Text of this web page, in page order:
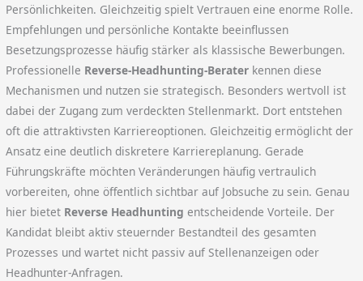
Persönlichkeiten. Gleichzeitig spielt Vertrauen eine enorme Rolle.
Empfehlungen und persönliche Kontakte beeinflussen
Besetzungsprozesse häufig stärker als klassische Bewerbungen.
Professionelle Reverse-Headhunting-Berater kennen diese
Mechanismen und nutzen sie strategisch. Besonders wertvoll ist
dabei der Zugang zum verdeckten Stellenmarkt. Dort entstehen
oft die attraktivsten Karriereoptionen. Gleichzeitig ermöglicht der
Ansatz eine deutlich diskretere Karriereplanung. Gerade
Führungskräfte möchten Veränderungen häufig vertraulich
vorbereiten, ohne öffentlich sichtbar auf Jobsuche zu sein. Genau
hier bietet Reverse Headhunting entscheidende Vorteile. Der
Kandidat bleibt aktiv steuernder Bestandteil des gesamten
Prozesses und wartet nicht passiv auf Stellenanzeigen oder
Headhunter-Anfragen.